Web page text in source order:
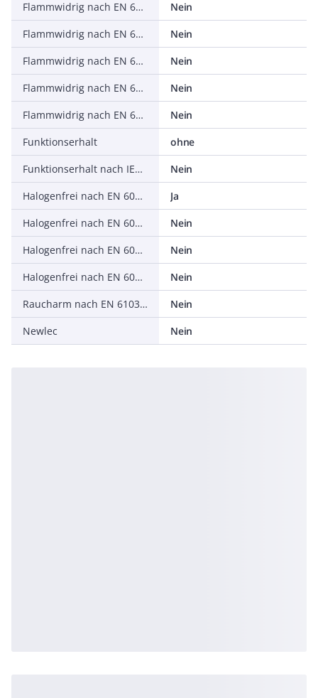
Flammwidrig nach EN 60332-3-21 (Cat A F/R)
Nein
Flammwidrig nach EN 60332-3-22 (Cat A)
Nein
Flammwidrig nach EN 60332-3-23 (Cat B)
Nein
Flammwidrig nach EN 60332-3-24 (Cat C)
Nein
Flammwidrig nach EN 60332-3-25 (Cat D)
Nein
Funktionserhalt
ohne
Funktionserhalt nach IEC 60331-21
Nein
Halogenfrei nach EN 60754-1
Ja
Halogenfrei nach EN 60754-1/2
Nein
Halogenfrei nach EN 60754-2
Nein
Halogenfrei nach EN 60754-3
Nein
Raucharm nach EN 61034-2
Nein
Newlec
Nein